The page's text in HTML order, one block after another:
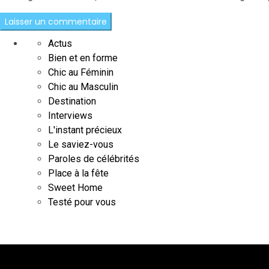
Actus
Bien et en forme
Chic au Féminin
Chic au Masculin
Destination
Interviews
L'instant précieux
Le saviez-vous
Paroles de célébrités
Place à la fête
Sweet Home
Testé pour vous